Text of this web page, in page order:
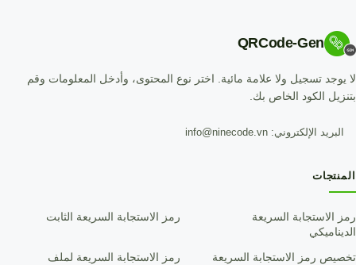
QRCode-Gen
لا يوجد تسجيل ولا علامة مائية. اختر نوع المحتوى، وأدخل المعلومات وقم
بتنزيل الكود الخاص بك.
البريد الإلكتروني: info@ninecode.vn
المنتجات
رمز الاستجابة السريعة
الديناميكي
رمز الاستجابة السريعة الثابت
تخصيص رمز الاستجابة السريعة
رمز الاستجابة السريعة لملف